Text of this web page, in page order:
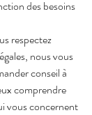
des besoins
respectez
nous vous
conseil à
comprendre
vous concernent